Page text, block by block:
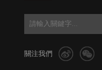
關注我們